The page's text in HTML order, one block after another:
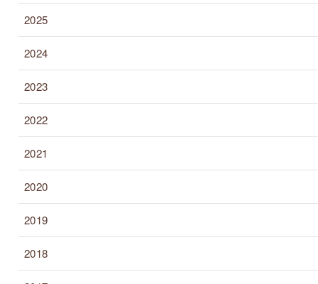
2025
2024
2023
2022
2021
2020
2019
2018